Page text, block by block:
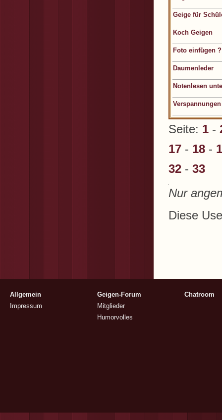
Geige für
Koch Geigen
Foto einfügen ?
Daumenleder
Notenlesen
Verspannungen
Seite: 1 -
17 - 18 -
32 - 33
Nur
Diese
Allgemein
Impressum
Geigen-Forum
Mitglieder
Humorvolles
Chatroom